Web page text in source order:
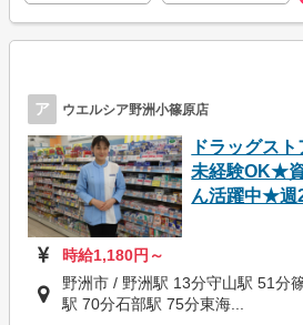
ア ウエルシア野洲小篠原店
ドラッグス
未経験OK★
ん活躍中★週
時給1,180円～
野洲市 / 野洲駅 13分守山駅 51分
駅 70分石部駅 75分東海...